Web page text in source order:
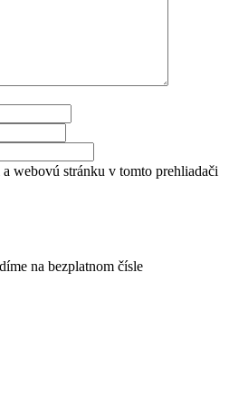
webovú stránku v tomto prehliadači
na bezplatnom čísle